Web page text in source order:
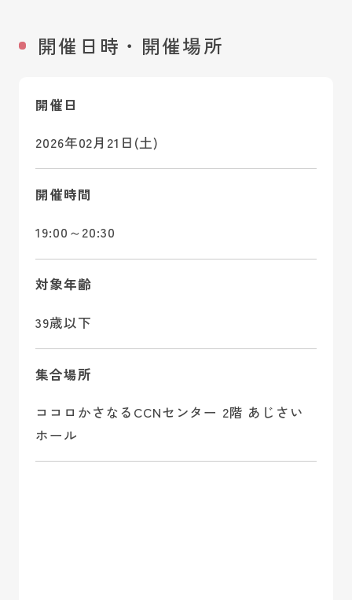
開催日時・開催場所
開催日
2026年02月21日(土)
開催時間
19:00～20:30
対象年齢
39歳以下
集合場所
ココロかさなるCCNセンター 2階 あじさい
ホール